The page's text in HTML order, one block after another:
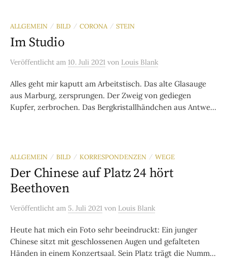
ALLGEMEIN / BILD / CORONA / STEIN
Im Studio
Veröffentlicht am 10. Juli 2021 von Louis Blank
Alles geht mir kaputt am Arbeitstisch. Das alte Glasauge
aus Marburg, zersprungen. Der Zweig von gediegen
Kupfer, zerbrochen. Das Bergkristallhändchen aus Antwe...
ALLGEMEIN / BILD / KORRESPONDENZEN / WEGE
Der Chinese auf Platz 24 hört
Beethoven
Veröffentlicht am 5. Juli 2021 von Louis Blank
Heute hat mich ein Foto sehr beeindruckt: Ein junger
Chinese sitzt mit geschlossenen Augen und gefalteten
Händen in einem Konzertsaal. Sein Platz trägt die Numm...